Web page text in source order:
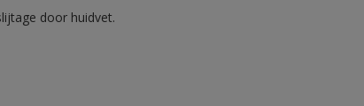
door huidvet.